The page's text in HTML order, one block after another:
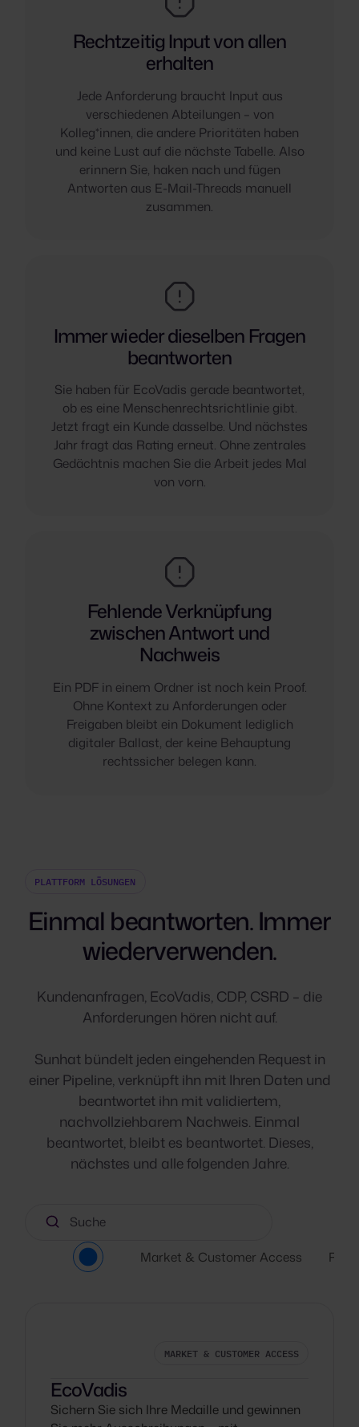
Rechtzeitig Input von allen
erhalten
Jede Anforderung braucht Input aus
verschiedenen Abteilungen – von
Kolleg*innen, die andere Prioritäten haben
und keine Lust auf die nächste Tabelle. Also
erinnern Sie, haken nach und fügen
Antworten aus E-Mail-Threads manuell
zusammen.
Immer wieder dieselben Fragen
beantworten
Sie haben für EcoVadis gerade beantwortet,
ob es eine Menschenrechtsrichtlinie gibt.
Jetzt fragt ein Kunde dasselbe. Und nächstes
Jahr fragt das Rating erneut. Ohne zentrales
Gedächtnis machen Sie die Arbeit jedes Mal
von vorn.
Fehlende Verknüpfung
zwischen Antwort und
Nachweis
Ein PDF in einem Ordner ist noch kein Proof.
Ohne Kontext zu Anforderungen oder
Freigaben bleibt ein Dokument lediglich
digitaler Ballast, der keine Behauptung
rechtssicher belegen kann.
PLATTFORM LÖSUNGEN
Einmal beantworten. Immer
wiederverwenden.
Kundenanfragen, EcoVadis, CDP, CSRD – die
Anforderungen hören nicht auf.
Sunhat bündelt jeden eingehenden Request in
einer Pipeline, verknüpft ihn mit Ihren Daten und
beantwortet ihn mit validiertem,
nachvollziehbarem Nachweis. Einmal
beantwortet, bleibt es beantwortet. Dieses,
nächstes und alle folgenden Jahre.
Alle anzeigen Market & Customer Access
MARKET & CUSTOMER ACCESS
EcoVadis
Sichern Sie sich Ihre Medaille und gewinnen